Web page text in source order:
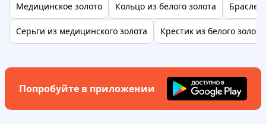
Медицинское золото Кольцо из белого золота Браслет
Серьги из медицинского золота Крестик из белого золота
Попробуйте в приложении